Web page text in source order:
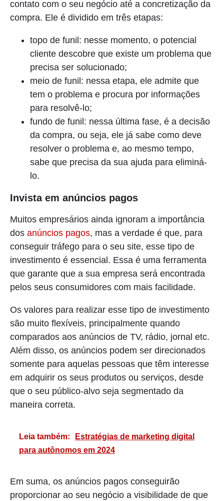
contato com o seu negócio até a concretização da
compra. Ele é dividido em três etapas:
topo de funil: nesse momento, o potencial
cliente descobre que existe um problema que
precisa ser solucionado;
meio de funil: nessa etapa, ele admite que
tem o problema e procura por informações
para resolvê-lo;
fundo de funil: nessa última fase, é a decisão
da compra, ou seja, ele já sabe como deve
resolver o problema e, ao mesmo tempo,
sabe que precisa da sua ajuda para eliminá-
lo.
Invista em anúncios pagos
Muitos empresários ainda ignoram a importância
dos anúncios pagos, mas a verdade é que, para
conseguir tráfego para o seu site, esse tipo de
investimento é essencial. Essa é uma ferramenta
que garante que a sua empresa será encontrada
pelos seus consumidores com mais facilidade.
Os valores para realizar esse tipo de investimento
são muito flexíveis, principalmente quando
comparados aos anúncios de TV, rádio, jornal etc.
Além disso, os anúncios podem ser direcionados
somente para aquelas pessoas que têm interesse
em adquirir os seus produtos ou serviços, desde
que o seu público-alvo seja segmentado da
maneira correta.
Leia também:
Estratégias de marketing digital
para autônomos em 2024
Em suma, os anúncios pagos conseguirão
proporcionar ao seu negócio a visibilidade de que